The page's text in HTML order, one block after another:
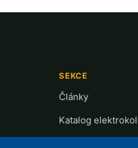
SEKCE
Články
Katalog elektrokol